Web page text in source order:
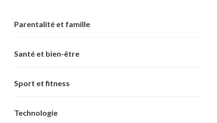
Parentalité et famille
Santé et bien-être
Sport et fitness
Technologie